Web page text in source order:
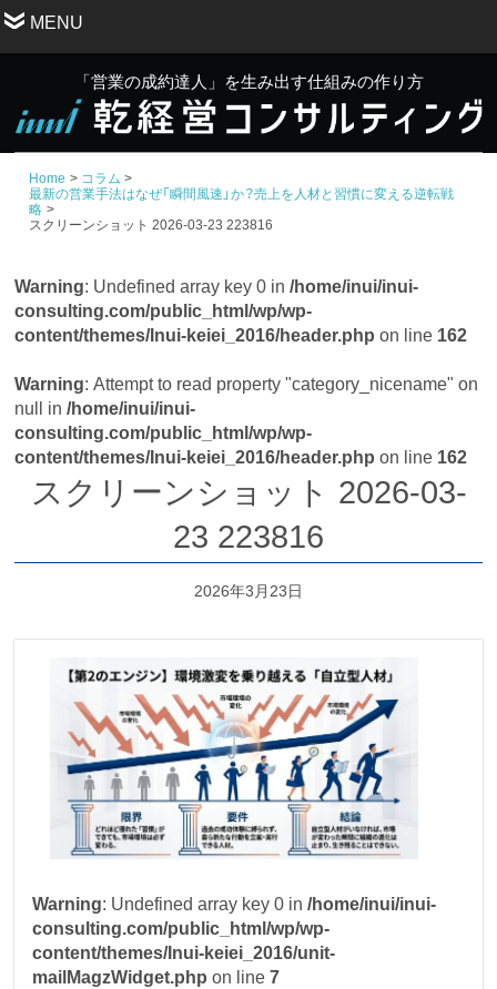
MENU
「営業の成約達人」を生み出す仕組みの作り方
Home
コラム
最新の営業手法はなぜ「瞬間風速」か？売上を人材と習慣に変える逆転戦
略
スクリーンショット 2026-03-23 223816
Warning : Undefined array key 0 in/home/inui/inui-
consulting.com/public_html/wp/wp-
content/themes/Inui-keiei_2016/header.php on line 162
Warning: Attempt to read property "category_nicename" on
null in/home/inui/inui-
consulting.com/public_html/wp/wp-
content/themes/Inui-keiei_2016/header.php on line 162
スクリーンショット 2026-03-
23 223816
2026年3月23日
Warning : Undefined array key 0 in/home/inui/inui-
consulting.com/public_html/wp/wp-
content/themes/Inui-keiei_2016/unit-
mailMagzWidget.php on line7